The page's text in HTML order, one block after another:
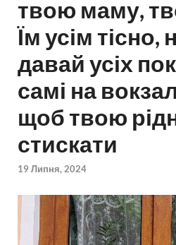
твою маму,
Їм усім тісно,
давай усіх
самі на
щоб твою
стискати
19 Липня, 2024